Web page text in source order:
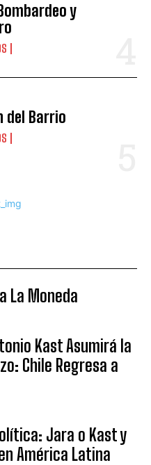
y
del Barrio
La Moneda
Kast Asumirá la
Chile Regresa a
Jara o Kast y
América Latina